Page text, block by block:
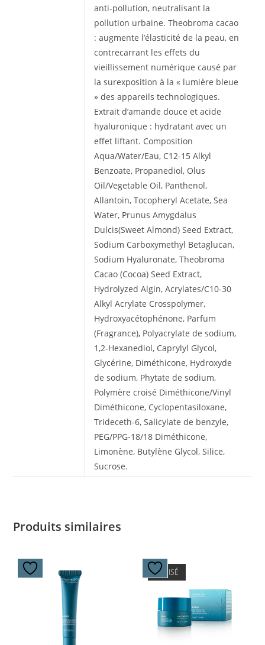
anti-pollution, neutralisant la
pollution urbaine. Theobroma cacao
: augmente l’élasticité de la peau, en
contrecarrant les effets du
vieillissement numérique causé par
la surexposition à la « lumière bleue
» des appareils technologiques.
Extrait d’amande douce et acide
hyaluronique : hydratant avec un
effet liftant. Composition
Aqua/Water/Eau, C12-15 Alkyl
Benzoate, Propanediol, Olus
Oil/Vegetable Oil, Panthenol,
Allantoin, Tocopheryl Acetate, Sea
Water, Prunus Amygdalus
Dulcis(Sweet Almond) Seed Extract,
Sodium Carboxymethyl Betaglucan,
Sodium Hyaluronate, Theobroma
Cacao (Cocoa) Seed Extract,
Hydrolyzed Algin, Acrylates/C10-30
Alkyl Acrylate Crosspolymer,
Hydroxyacétophénone, Parfum
(Fragrance), Polyacrylate de sodium,
1,2-Hexanediol, Caprylyl Glycol,
Glycérine, Diméthicone, Hydroxyde
de sodium, Phytate de sodium,
Polymère croisé Diméthicone/Vinyl
Diméthicone, Cyclopentasiloxane,
Trideceth-6, Salicylate de benzyle,
PEG/PPG-18/18 Diméthicone,
Limonène, Butylène Glycol, Silice,
Sucrose.
Produits similaires
ÉPUISÉ